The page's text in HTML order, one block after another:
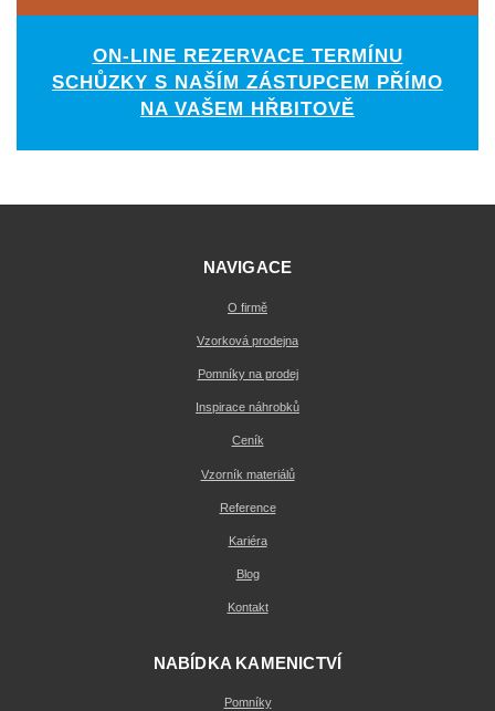
ON-LINE REZERVACE TERMÍNU
SCHŮZKY S NAŠÍM ZÁSTUPCEM PŘÍMO
NA VAŠEM HŘBITOVĚ
NAVIGACE
O firmě
Vzorková prodejna
Pomníky na prodej
Inspirace náhrobků
Ceník
Vzorník materiálů
Reference
Kariéra
Blog
Kontakt
NABÍDKA KAMENICTVÍ
Pomníky